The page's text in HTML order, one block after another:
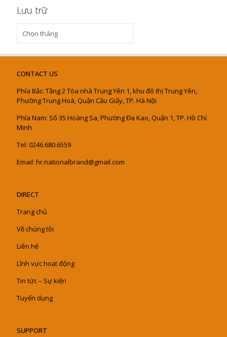
Lưu trữ
trữ
CONTACT US
Phía Bắc: Tầng 2 Tòa nhà Trung Yên 1, khu đô thị Trung Yên,
Phường Trung Hoà, Quận Cầu Giấy, TP. Hà Nội
Phía Nam: Số 35 Hoàng Sa, Phường Đa Kao, Quận 1, TP. Hồ Chí
Minh
Tel: 0246.680.6559
Email: hr.nationalbrand@gmail.com
DIRECT
Trang chủ
Về chúng tôi
Liên hệ
Lĩnh vực hoạt động
Tin tức – Sự kiện
Tuyển dụng
SUPPORT